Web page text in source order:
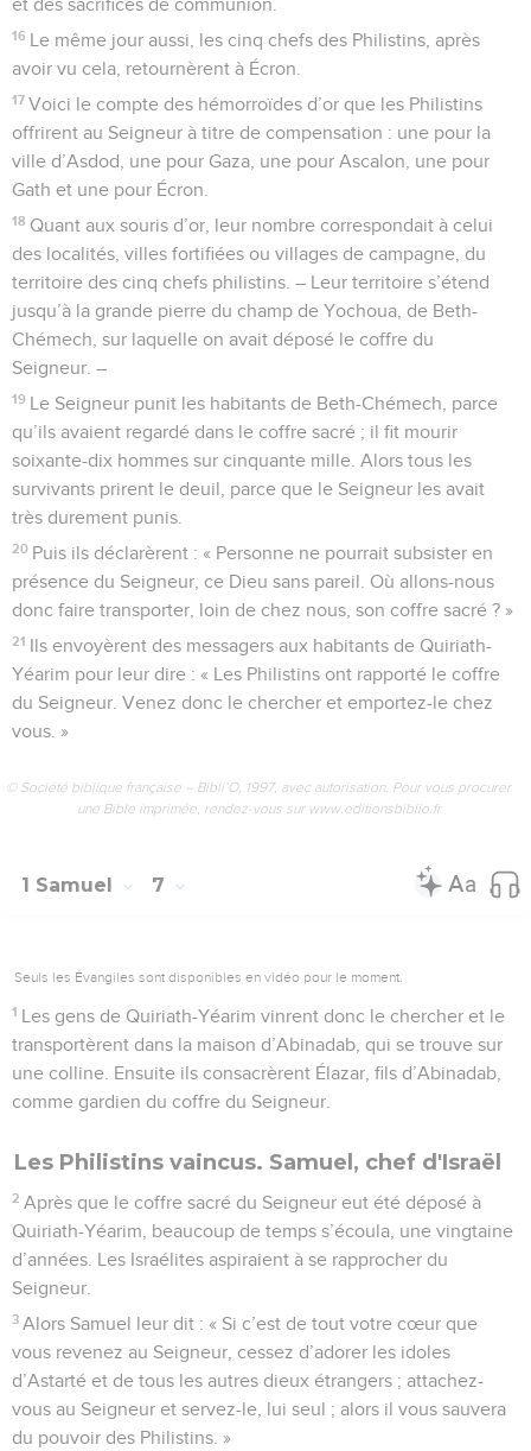
et des sacrifices de communion.
16 Le même jour aussi, les cinq chefs des Philistins, après
avoir vu cela, retournèrent à Écron.
17 Voici le compte des hémorroïdes d’or que les Philistins
offrirent au Seigneur à titre de compensation : une pour la
ville d’Asdod, une pour Gaza, une pour Ascalon, une pour
Gath et une pour Écron.
18 Quant aux souris d’or, leur nombre correspondait à celui
des localités, villes fortifiées ou villages de campagne, du
territoire des cinq chefs philistins. – Leur territoire s’étend
jusqu’à la grande pierre du champ de Yochoua, de Beth-
Chémech, sur laquelle on avait déposé le coffre du
Seigneur. –
19 Le Seigneur punit les habitants de Beth-Chémech, parce
qu’ils avaient regardé dans le coffre sacré ; il fit mourir
soixante-dix hommes sur cinquante mille. Alors tous les
survivants prirent le deuil, parce que le Seigneur les avait
très durement punis.
20 Puis ils déclarèrent : « Personne ne pourrait subsister en
présence du Seigneur, ce Dieu sans pareil. Où allons-nous
donc faire transporter, loin de chez nous, son coffre sacré ? »
21 Ils envoyèrent des messagers aux habitants de Quiriath-
Yéarim pour leur dire : « Les Philistins ont rapporté le coffre
du Seigneur. Venez donc le chercher et emportez-le chez
vous. »
© Société biblique française – Bibli’O, 1997, avec autorisation. Pour vous procurer
une Bible imprimée, rendez-vous sur www.editionsbiblio.fr
1 Samuel 7
Seuls les Évangiles sont disponibles en vidéo pour le moment.
1 Les gens de Quiriath-Yéarim vinrent donc le chercher et le
transportèrent dans la maison d’Abinadab, qui se trouve sur
une colline. Ensuite ils consacrèrent Élazar, fils d’Abinadab,
comme gardien du coffre du Seigneur.
Les Philistins vaincus. Samuel, chef d'Israël
2 Après que le coffre sacré du Seigneur eut été déposé à
Quiriath-Yéarim, beaucoup de temps s’écoula, une vingtaine
d’années. Les Israélites aspiraient à se rapprocher du
Seigneur.
3 Alors Samuel leur dit : « Si c’est de tout votre cœur que
vous revenez au Seigneur, cessez d’adorer les idoles
d’Astarté et de tous les autres dieux étrangers ; attachez-
vous au Seigneur et servez-le, lui seul ; alors il vous sauvera
du pouvoir des Philistins. »